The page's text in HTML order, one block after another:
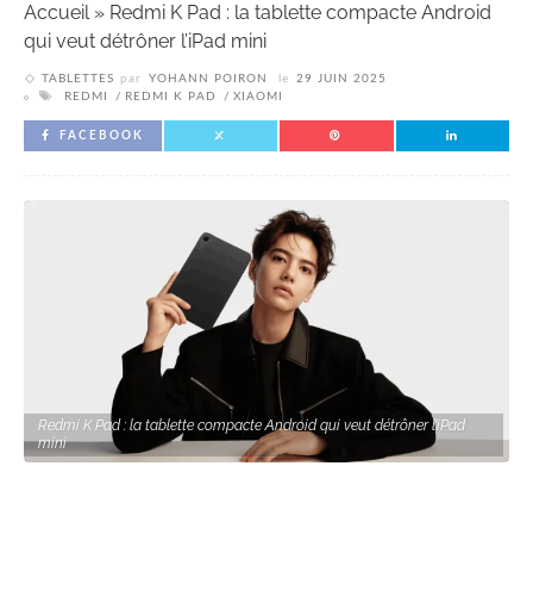
Accueil» Redmi K Pad : la tablette compacte Android
qui veut détrôner l’iPad mini
TABLETTES par YOHANN POIRON le
29 JUIN 2025
REDMI
REDMI K PAD XIAOMI
FACEBOOK
Redmi K Pad : la tablette compacte Android qui veut détrôner l’iPad
mini